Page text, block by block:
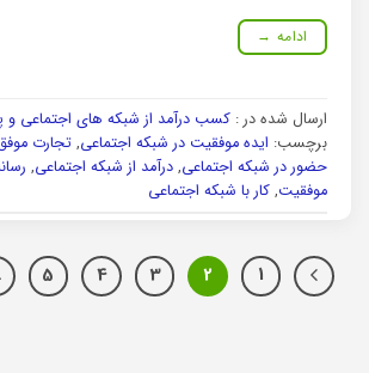
ادامه →
ارسال شده در : کسب درآمد از شبکه های اجتماعی و
برچسب: ایده موفقیت در شبکه اجتماعی,تجارت
حضور در شبکه اجتماعی, درآمد از شبکه اجتماعی,
موفقیت, کار با شبکه اجتماعی
1
2
3
4
5